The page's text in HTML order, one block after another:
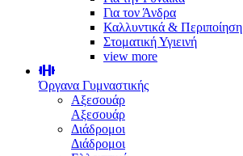
Για τον Άνδρα
Καλλυντικά & Περιποίηση
Στοματική Υγιεινή
view more
Όργανα Γυμναστικής
Αξεσουάρ
Αξεσουάρ
Διάδρομοι
Διάδρομοι